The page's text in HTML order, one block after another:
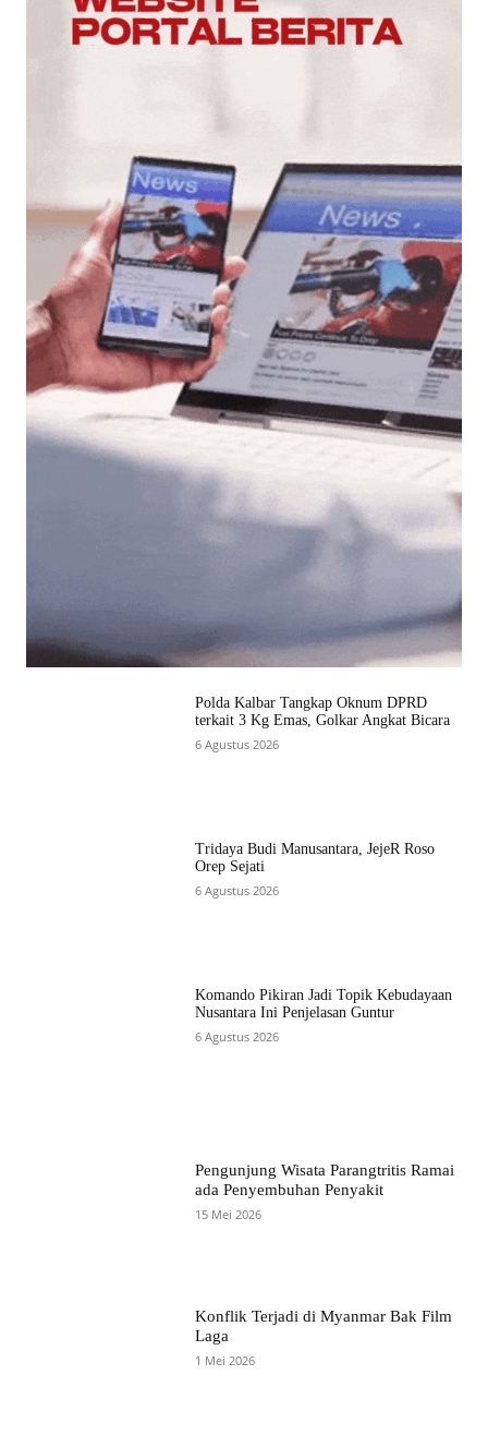
Polda Kalbar Tangkap Oknum DPRD
terkait 3 Kg Emas, Golkar Angkat Bicara
6 Agustus 2026
Tridaya Budi Manusantara, JejeR Roso
Orep Sejati
6 Agustus 2026
Komando Pikiran Jadi Topik Kebudayaan
Nusantara Ini Penjelasan Guntur
6 Agustus 2026
Pengunjung Wisata Parangtritis Ramai
ada Penyembuhan Penyakit
15 Mei 2026
Konflik Terjadi di Myanmar Bak Film
Laga
1 Mei 2026